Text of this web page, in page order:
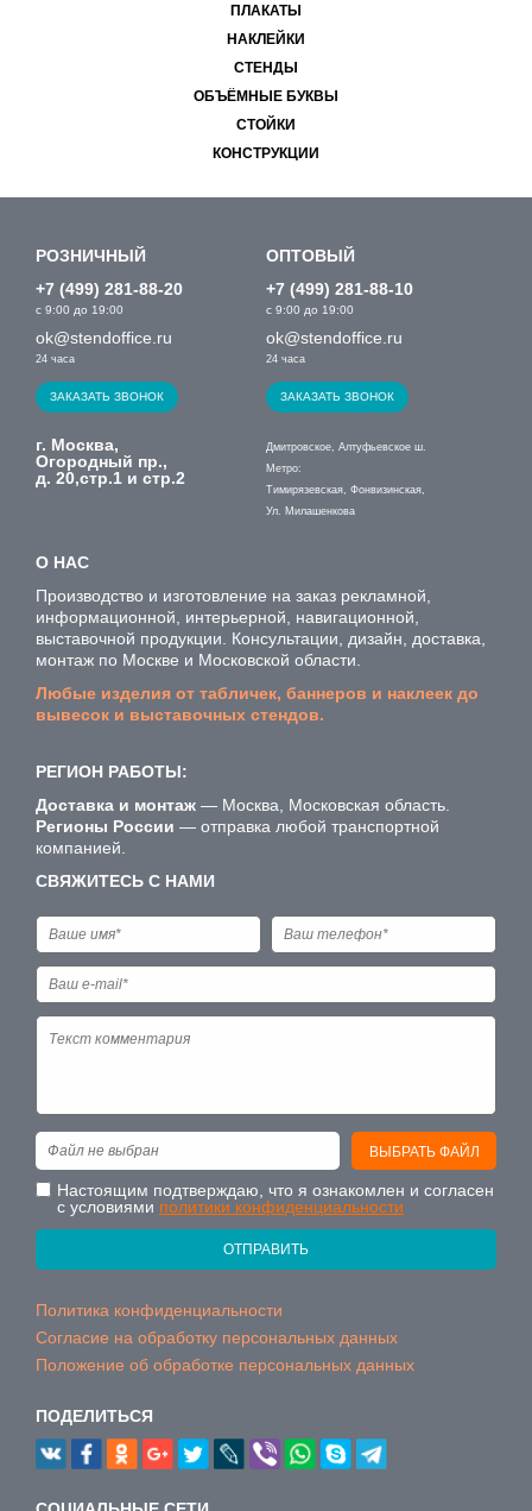
ПЛАКАТЫ
НАКЛЕЙКИ
СТЕНДЫ
ОБЪЁМНЫЕ БУКВЫ
СТОЙКИ
КОНСТРУКЦИИ
РОЗНИЧНЫЙ
+7 (499) 281-88-20
с 9:00 до 19:00
ok@stendoffice.ru
24 часа
ЗАКАЗАТЬ ЗВОНОК
ОПТОВЫЙ
+7 (499) 281-88-10
с 9:00 до 19:00
ok@stendoffice.ru
24 часа
ЗАКАЗАТЬ ЗВОНОК
г. Москва,
Огородный пр.,
д. 20,стр.1 и стр.2
Дмитровское, Алтуфьевское ш.
Метро:
Тимирязевская, Фонвизинская,
Ул. Милашенкова
О НАС
Производство и изготовление на заказ рекламной,
информационной, интерьерной, навигационной,
выставочной продукции. Консультации, дизайн, доставка,
монтаж по Москве и Московской области.
Любые изделия от табличек, баннеров и наклеек до
вывесок и выставочных стендов.
РЕГИОН РАБОТЫ:
Доставка и монтаж — Москва, Московская область.
Регионы России — отправка любой транспортной
компанией.
СВЯЖИТЕСЬ С НАМИ
ВЫБРАТЬ ФАЙЛ
Файл не выбран
Настоящим подтверждаю, что я ознакомлен и согласен
с условиями политики конфиденциальности
ОТПРАВИТЬ
Политика конфиденциальности
Согласие на обработку персональных данных
Положение об обработке персональных данных
ПОДЕЛИТЬСЯ